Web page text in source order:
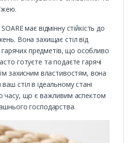
має відмінну стійкість до
Вона захищає стіл від
гарячих предметів, що особливо
готуєте та подаєте гарячі
захисним властивостям, вона
стіл в ідеальному стані
часу, що є важливим аспектом
господарства.